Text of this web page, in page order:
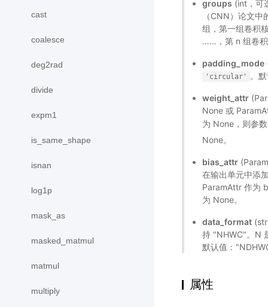
cast
coalesce
deg2rad
divide
expm1
is_same_shape
isnan
log1p
mask_as
masked_matmul
matmul
multiply
groups (int，可
（CNN）论文
组，第一组卷积
……，第 n 组卷积
padding_mode
'circular' 。
weight_attr
None 或
为 None，则参
None。
bias_attr
在输出单元中添
ParamAttr 作为
为 None。
data_format
持 "NHWC"。N
默认值：
属性